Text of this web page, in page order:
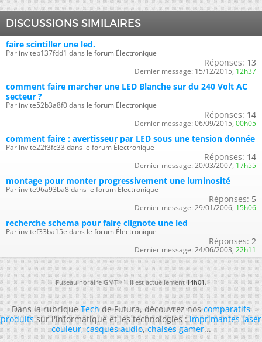
DISCUSSIONS SIMILAIRES
faire scintiller une led.
Par inviteb137fdd1 dans le forum Électronique
Réponses: 13
Dernier message: 15/12/2015, 12h37
comment faire marcher une LED Blanche sur du 240 Volt AC
secteur ?
Par invite52b3a8f0 dans le forum Électronique
Réponses: 14
Dernier message: 06/09/2015, 00h05
comment faire : avertisseur par LED sous une tension donnée
Par invite22f3fc33 dans le forum Électronique
Réponses: 14
Dernier message: 20/03/2007, 17h55
montage pour monter progressivement une luminosité
Par invite96a93ba8 dans le forum Électronique
Réponses: 5
Dernier message: 29/01/2006, 15h06
recherche schema pour faire clignote une led
Par invitef33ba15e dans le forum Électronique
Réponses: 2
Dernier message: 24/06/2003, 22h11
Fuseau horaire GMT +1. Il est actuellement14h01.
Dans la rubriqueTechde Futura, découvrez noscomparatifs
produitssur l'informatique et les technologies :imprimantes laser
couleur,casques audio,chaises gamer...